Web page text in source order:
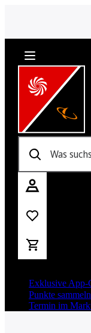
Was
Exklusive App-
Punkte sammeln
Termin im